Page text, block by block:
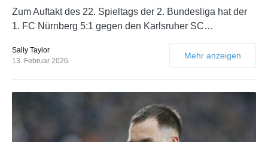
Zum Auftakt des 22. Spieltags der 2. Bundesliga hat der
1. FC Nürnberg 5:1 gegen den Karlsruher SC…
Sally Taylor
13. Februar 2026
Mehr anzeigen